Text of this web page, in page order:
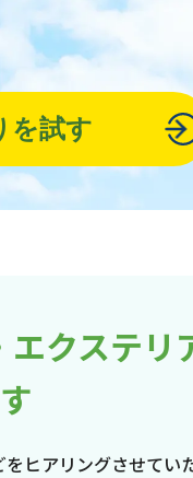
を試す
クステリ
ヒアリングさせてい